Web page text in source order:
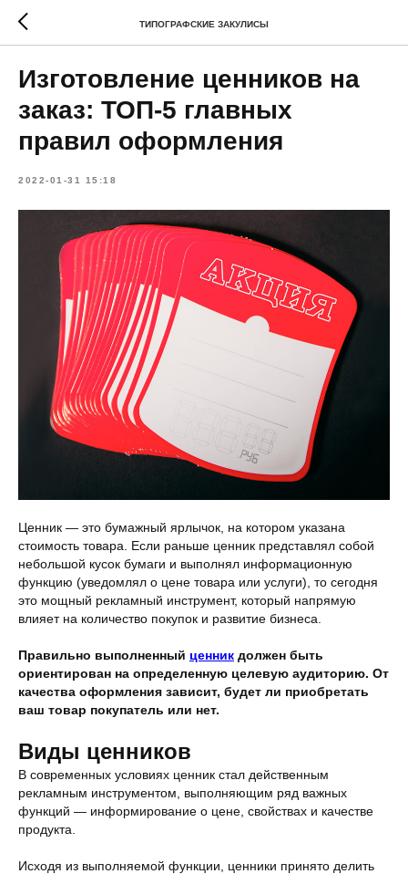
ТИПОГРАФСКИЕ ЗАКУЛИСЫ
Изготовление ценников на
заказ: ТОП-5 главных
правил оформления
2022-01-31 15:18
Ценник — это бумажный ярлычок, на котором указана
стоимость товара. Если раньше ценник представлял собой
небольшой кусок бумаги и выполнял информационную
функцию (уведомлял о цене товара или услуги), то сегодня
это мощный рекламный инструмент, который напрямую
влияет на количество покупок и развитие бизнеса.
Правильно выполненный ценник должен быть
ориентирован на определенную целевую аудиторию. От
качества оформления зависит, будет ли приобретать
ваш товар покупатель или нет.
Виды ценников
В современных условиях ценник стал действенным
рекламным инструментом, выполняющим ряд важных
функций — информирование о цене, свойствах и качестве
продукта.
Исходя из выполняемой функции, ценники принято делить